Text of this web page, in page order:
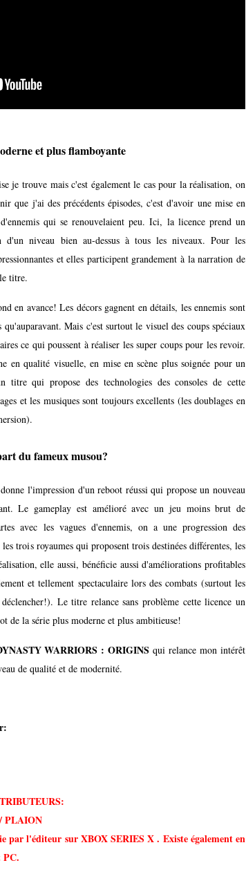
et plus flamboyante
je trouve mais c'est également le cas pour la réalisation, on
que j'ai des précédents épisodes, c'est d'avoir une mise en
d'ennemis qui se renouvelaient peu. Ici, la licence prend un
d'un niveau bien au-dessus à tous les niveaux. Pour les
et elles participent grandement à la narration de
titre.
en avance! Les décors gagnent en détails, les ennemis sont
Mais c'est surtout le visuel des coups spéciaux
ce qui poussent à réaliser les super coups pour les revoir.
en qualité visuelle, en mise en scène plus soignée pour un
titre qui propose des technologies des consoles de cette
et les musiques sont toujours excellents (les doublages en
du fameux musou?
donne l'impression d'un reboot réussi qui propose un nouveau
Le gameplay est amélioré avec un jeu moins brut de
avec les vagues d'ennemis, on a une progression des
les trois royaumes qui proposent trois destinées différentes, les
elle aussi, bénéficie aussi d'améliorations profitables
et tellement spectaculaire lors des combats (surtout les
Le titre relance sans problème cette licence un
de la série plus moderne et plus ambitieuse!
WARRIORS : ORIGINS qui relance mon intérêt
de qualité et de modernité.
PLAION
par l'éditeur sur XBOX SERIES X . Existe également en
PC.